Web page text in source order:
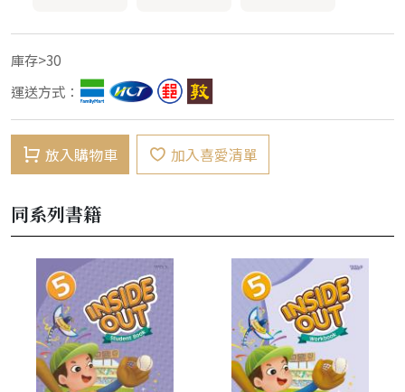
庫存>30
運送方式：
放入購物車 加入喜愛清單
同系列書籍